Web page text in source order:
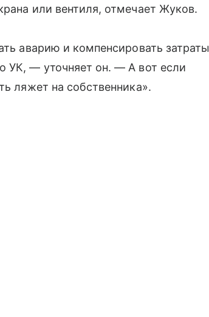
или вентиля, отмечает Жуков.
аварию и компенсировать затраты
УК, — уточняет он. — А вот если
ляжет на собственника».